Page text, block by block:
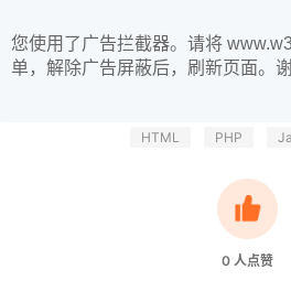
您使用了广告拦截器。请将
单，解除广告屏蔽后，刷新页面。谢
HTML PHP
0 人点赞